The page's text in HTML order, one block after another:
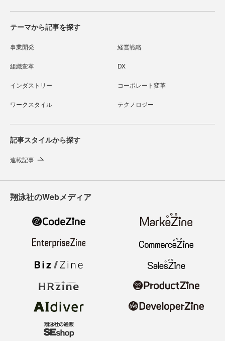
テーマから記事を探す
事業開発 経営戦略
組織変革 DX
インダストリー コーポレート変革
ワークスタイル テクノロジー
記事スタイルから探す
連載記事
翔泳社のWebメディア